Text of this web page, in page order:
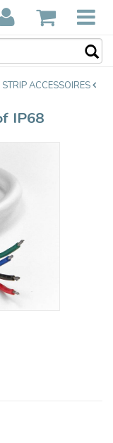
IP68
STRIP ACCESSOIRES
IP68